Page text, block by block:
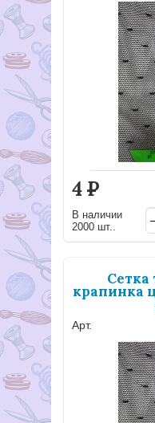
4Р
В наличии
2000 шт..
Сетка
крапинка
Арт.